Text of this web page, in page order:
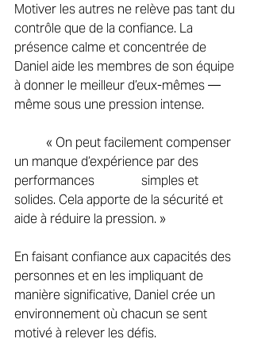
Motiver les autres ne relève pas tant du
contrôle que de la confiance. La
présence calme et concentrée de
Daniel aide les membres de son équipe
à donner le meilleur d’eux-mêmes —
même sous une pression intense.
un manque d’expérience par des
performances 		simples et
solides. Cela apporte de la sécurité et
aide à réduire la pression. »
En faisant confiance aux capacités des
personnes et en les impliquant de
manière significative, Daniel crée un
environnement où chacun se sent
motivé à relever les défis.